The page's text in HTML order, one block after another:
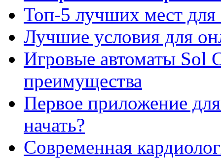
Топ-5 лучших мест для
Лучшие условия для
Игровые автоматы Sol
преимущества
Первое приложение
начать?
Современная